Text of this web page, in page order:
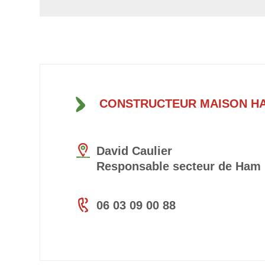
CONSTRUCTEUR MAISON
David Caulier
Responsable secteur de Ham
06 03 09 00 88